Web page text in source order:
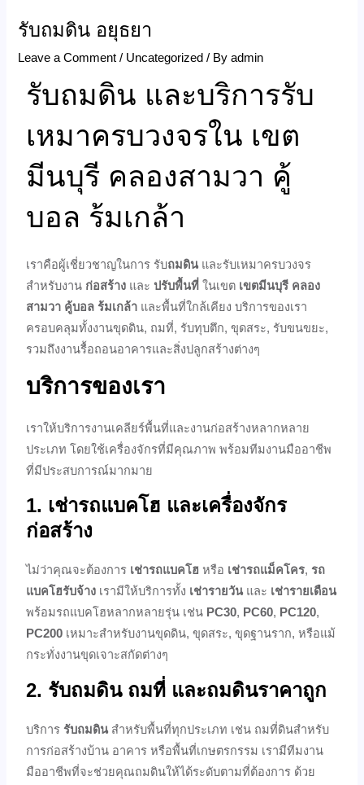
รับถมดิน อยุธยา
Leave a Comment / Uncategorized / Byadmin
รับถมดิน และบริการรับ
เหมาครบวงจรใน เขต
มีนบุรี คลองสามวา คู้
บอล ร้มเกล้า
เราคือผู้เชี่ยวชาญในการ รับถมดินและรับเหมาครบวงจร
สำหรับงาน ก่อสร้าง และปรับพื้นที่ ในเขต เขตมีนบุรี คลอง
สามวา คู้บอล ร้มเกล้า และพื้นที่ใกล้เคียง บริการของเรา
ครอบคลุมทั้งงานขุดดิน, ถมที่, รับทุบตึก, ขุดสระ, รับขนขยะ,
รวมถึงงานรื้อถอนอาคารและสิ่งปลูกสร้างต่างๆ
บริการของเรา
เราให้บริการงานเคลียร์พื้นที่และงานก่อสร้างหลากหลาย
ประเภท โดยใช้เครื่องจักรที่มีคุณภาพ พร้อมทีมงานมืออาชีพ
ที่มีประสบการณ์มากมาย
1. เช่ารถแบคโฮ และเครื่องจักร
ก่อสร้าง
ไม่ว่าคุณจะต้องการ เช่ารถแบคโฮ หรือ เช่ารถแม็คโคร,รถ
แบคโฮรับจ้าง เรามีให้บริการทั้ง เช่ารายวันและ เช่ารายเดือน
พร้อมรถแบคโฮหลากหลายรุ่น เช่น PC30, PC60, PC120,
PC200 เหมาะสำหรับงานขุดดิน, ขุดสระ, ขุดฐานราก, หรือแม้
กระทั่งงานขุดเจาะสกัดต่างๆ
2. รับถมดิน ถมที่ และถมดินราคาถูก
บริการรับถมดินสำหรับพื้นที่ทุกประเภท เช่น ถมที่ดินสำหรับ
การก่อสร้างบ้าน อาคาร หรือพื้นที่เกษตรกรรม เรามีทีมงาน
มืออาชีพที่จะช่วยคุณถมดินให้ได้ระดับตามที่ต้องการ ด้วย